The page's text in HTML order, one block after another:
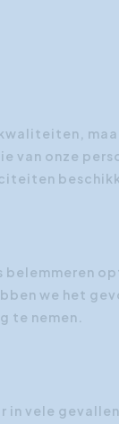
van onze
belemmeren
we het
te nemen.
in vele